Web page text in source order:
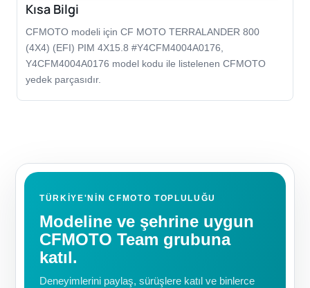
Kısa Bilgi
CFMOTO modeli için CF MOTO TERRALANDER 800
(4X4) (EFI) PIM 4X15.8 #Y4CFM4004A0176,
Y4CFM4004A0176 model kodu ile listelenen CFMOTO
yedek parçasıdır.
TÜRKIYE'NIN CFMOTO TOPLULUĞU
Modeline ve şehrine uygun
CFMOTO Team grubuna
katıl.
Deneyimlerini paylaş, sürüşlere katıl ve binlerce